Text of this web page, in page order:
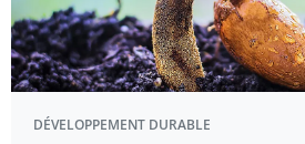
DÉVELOPPEMENT DURABLE